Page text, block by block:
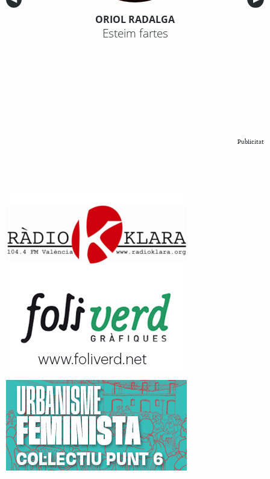
ORIOL RADALGA
Esteim fartes
Publicitat